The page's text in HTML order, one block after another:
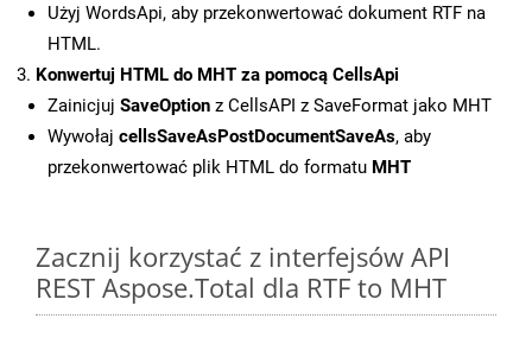
Użyj WordsApi, aby przekonwertować dokument RTF na
HTML.
Konwertuj HTML do MHT za pomocą CellsApi
Zainicjuj SaveOption z CellsAPI z SaveFormat jako MHT
Wywołaj cellsSaveAsPostDocumentSaveAs, aby
przekonwertować plik HTML do formatu MHT
Zacznij korzystać z interfejsów API
REST Aspose.Total dla RTF to MHT